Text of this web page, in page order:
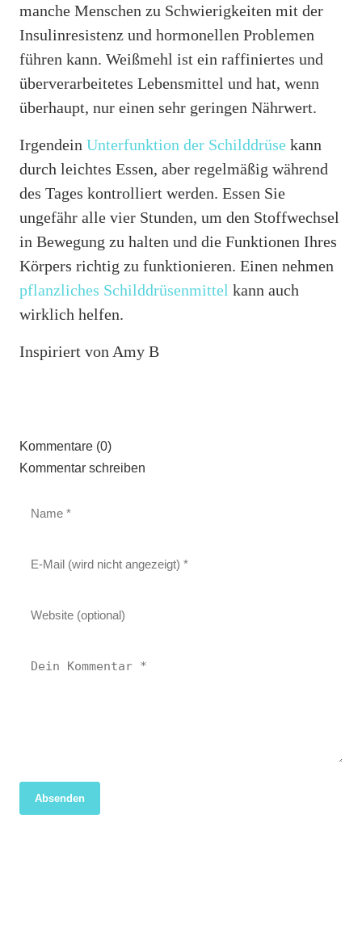
manche Menschen zu Schwierigkeiten mit der
Insulinresistenz und hormonellen Problemen
führen kann. Weißmehl ist ein raffiniertes und
überverarbeitetes Lebensmittel und hat, wenn
überhaupt, nur einen sehr geringen Nährwert.
Irgendein Unterfunktion der Schilddrüse kann
durch leichtes Essen, aber regelmäßig während
des Tages kontrolliert werden. Essen Sie
ungefähr alle vier Stunden, um den Stoffwechsel
in Bewegung zu halten und die Funktionen Ihres
Körpers richtig zu funktionieren. Einen nehmen
pflanzliches Schilddrüsenmittel kann auch
wirklich helfen.
Inspiriert von Amy B
Kommentare (0)
Kommentar schreiben
Absenden